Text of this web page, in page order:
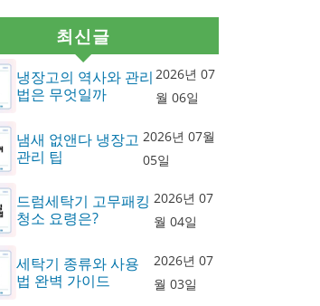
최신글
냉장고의 역사와 관리
법은 무엇일까
2026년 07
월 06일
냄새 없앤다 냉장고
관리 팁
2026년 07월
05일
드럼세탁기 고무패킹
청소 요령은?
2026년 07
월 04일
세탁기 종류와 사용
법 완벽 가이드
2026년 07
월 03일